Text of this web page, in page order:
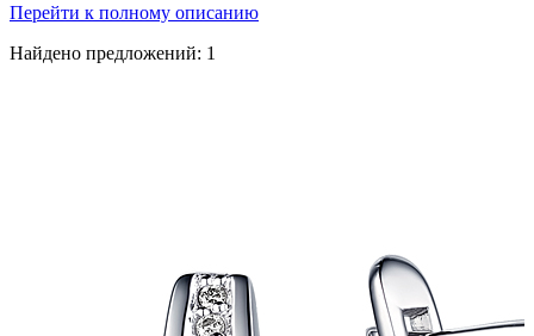
Перейти к полному описанию
Найдено предложений: 1